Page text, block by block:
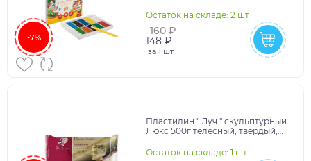
-7%
150грамм,картонная упаковка
Остаток на складе: 2 шт
160 ₽
148 ₽
за 1 шт
Пластилин " Луч " скульптурный
Люкс 500г телесный, твердый,
красится, держи
Остаток на складе: 1 шт